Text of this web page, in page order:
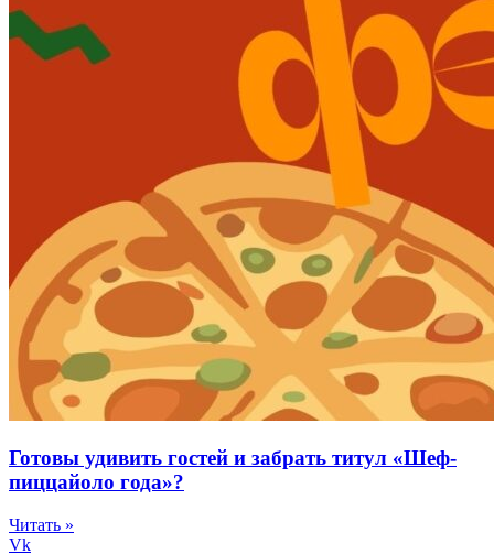
Готовы удивить гостей и забрать титул «Шеф-
пиццайоло года»?
Читать »
Vk